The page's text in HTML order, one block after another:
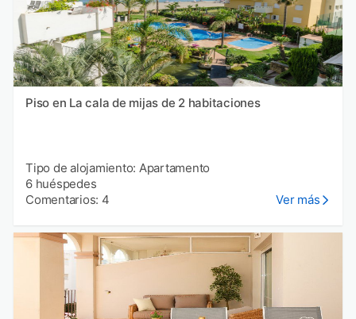
Piso en La cala de mijas de 2 habitaciones
Tipo de alojamiento: Apartamento
6 huéspedes
Comentarios: 4
Ver más